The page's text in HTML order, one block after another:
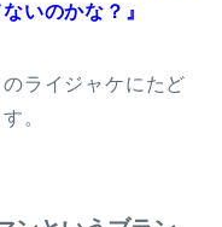
いのかな？』
ライジャケにたど
。